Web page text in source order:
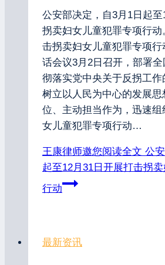
公安部决定，自3月1日起
拐卖妇女儿童犯罪专项行
击拐卖妇女儿童犯罪专项
话会议3月2日召开，部署
彻落实党中央关于反拐工作
树立以人民为中心的发展
位、主动担当作为，迅速
女儿童犯罪专项行动…
王康律师邀您阅读全文 公
起至12月31日开展打击拐
行动
最新资讯